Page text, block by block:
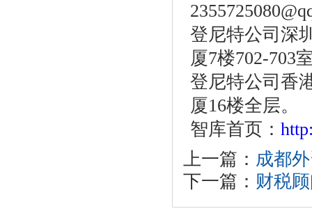
登尼特公司深
厦7楼702-703
登尼特公司香
厦16楼全层。
智库首页：
上一篇： 成都
下一篇： 财税